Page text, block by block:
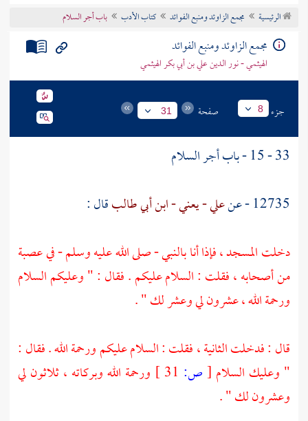
تراجم الأعلام
الرئيسية مجمع الزاوئد ومنبع الفوائد كتاب الأدب باب أجر السلام
مجمع الزاوئد ومنبع الفوائد
الهيثمي - نور الدين علي بن أبي بكر الهيثمي
جزء 8 صفحة 31
33 - 15 - باب أجر السلام
12735 - عن
علي - يعني - ابن أبي طالبقال :
دخلت المسجد ، فإذا أنا بالنبي - صلى الله عليه وسلم - في عصبة
من أصحابه ، فقلت : السلام عليكم . فقال : " وعليكم السلام
ورحمة الله ، عشرون لي وعشر لك " .
قال : فدخلت الثانية ، فقلت : السلام عليكم ورحمة الله . فقال :
" وعليك السلام [ص:
ورحمة الله وبركاته ، ثلاثون لي
وعشرون لك " .